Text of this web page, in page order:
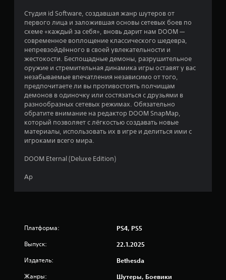
н
о
и
г
р
а
т
ь
в
и
г
р
у
,
н
и
л
я
Студия id Software, создавшая жанр шутеров от
первого лица и заложившая основы сетевых боев по
схеме «каждый за себя», вновь дарит нам DOOM —
современное воплощение классического шедевра,
непревзойдённого в своей увлекательности и
жестокости. Беспощадные демоны, разрушительное
оружие и стремительная динамика игры оставят у вас
незабываемые впечатления независимо от того,
предпочитаете ли вы противостоять полчищам
демонов в одиночку или состязаться с друзьями в
разнообразных сетевых режимах. Обязательно
обратите внимание на редактор DOOM SnapMap,
который позволяет с лёгкостью создавать новые
материалы, использовать их в игре и делиться ими с
игроками всего мира.
DOOM Eternal (Deluxe Edition)
Ар
Платформа: PS4, PS5
Выпуск: 22.1.2025
Издатель: Bethesda
Жанры: Шутеры, Боевики